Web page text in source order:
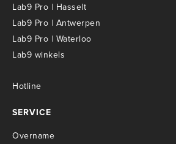
Lab9 Pro | Hasselt
Lab9 Pro | Antwerpen
Lab9 Pro | Waterloo
Lab9 winkels
Hotline
SERVICE
Overname